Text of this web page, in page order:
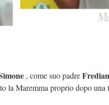
, come suo padre
la Maremma proprio dopo